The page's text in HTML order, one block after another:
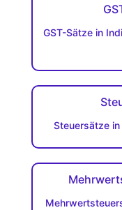
GST-Sätze in
Steuersätze